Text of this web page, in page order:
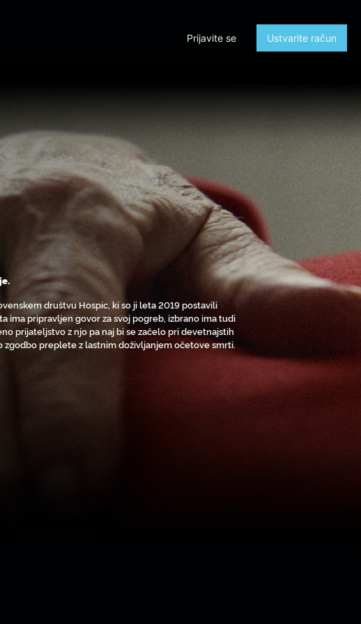
Prijavite se Ustvarite račun
društvu Hospic, ki so ji leta 2019 postavili
ima pripravljen govor za svoj pogreb, izbrano ima tudi
prijateljstvo z njo pa naj bi se začelo pri devetnajstih
zgodbo preplete z lastnim doživljanjem očetove smrti.